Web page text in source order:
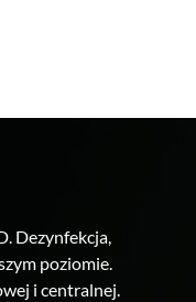
Dezynfekcja,
poziomie.
i centralnej.